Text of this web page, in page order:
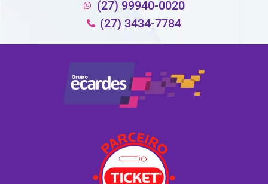
(27) 99940-0020
(27) 3434-7784